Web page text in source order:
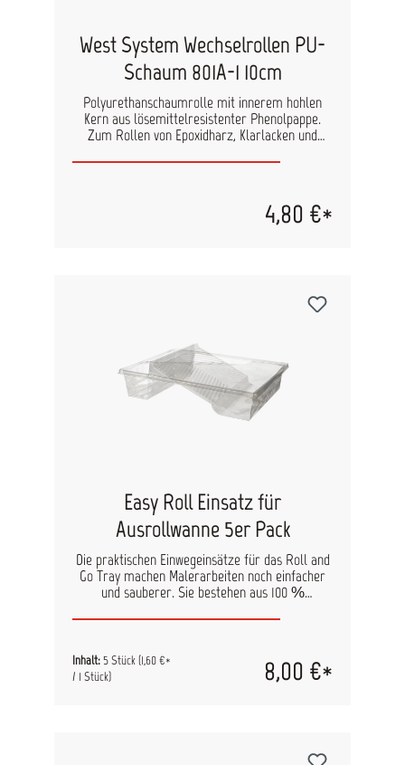
West System Wechselrollen PU-
Schaum 801A-1 10cm
Polyurethanschaumrolle mit innerem hohlen
Kern aus lösemittelresistenter Phenolpappe.
Zum Rollen von Epoxidharz, Klarlacken und
Schaumstoffrollen haben einen fusselfreien,
eignen sich am besten für Lacke, Lasuren und
Urethane auf glatten Oberflächen. Achtung:
4,80 €*
Easy Roll Einsatz für
Ausrollwanne 5er Pack
Die praktischen Einwegeinsätze für das Roll and
Go Tray machen Malerarbeiten noch einfacher
und sauberer. Sie bestehen aus 100 %
beide Fächer der Ausrollwanne gefertigt. Nach
wodurch zeitaufwendiges Reinigen entfällt.
Perfekt, um Farben sauber voneinander zu
und Reinigung Sauberer Farbwechsel ohne
Inhalt:5 Stück(1,60 €*
/ 1 Stück)
8,00 €*